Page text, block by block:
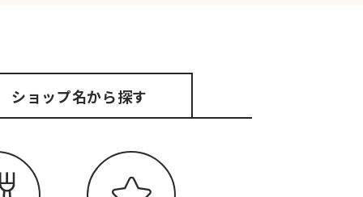
ショップ名から探す